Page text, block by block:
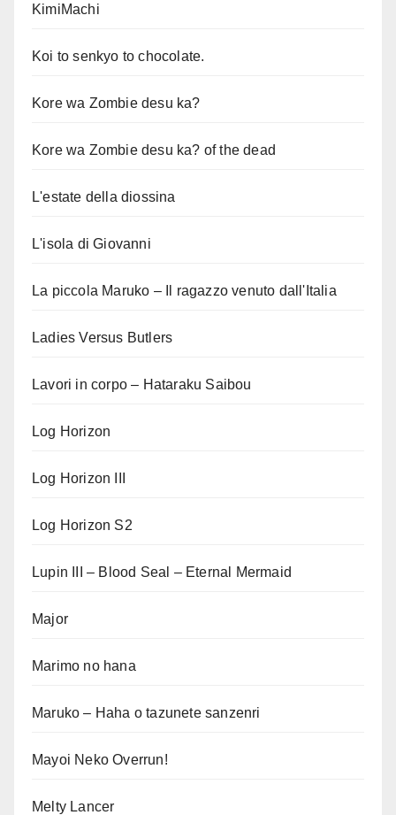
KimiMachi
Koi to senkyo to chocolate.
Kore wa Zombie desu ka?
Kore wa Zombie desu ka? of the dead
L'estate della diossina
L'isola di Giovanni
La piccola Maruko – Il ragazzo venuto dall'Italia
Ladies Versus Butlers
Lavori in corpo – Hataraku Saibou
Log Horizon
Log Horizon III
Log Horizon S2
Lupin III – Blood Seal – Eternal Mermaid
Major
Marimo no hana
Maruko – Haha o tazunete sanzenri
Mayoi Neko Overrun!
Melty Lancer